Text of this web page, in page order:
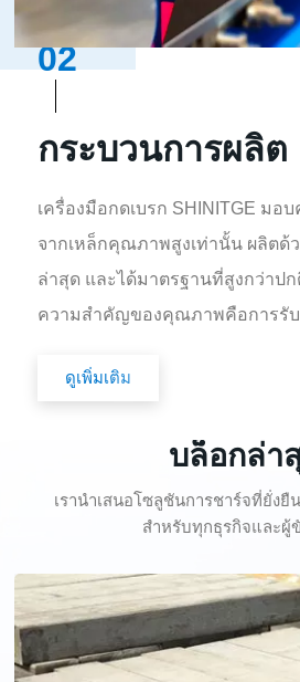
02
กระบวนการผลิต
เครื่องมือกดเบรก SHINITGE ม
จากเหล็กคุณภาพสูงเท่านั้น ผลิต
ล่าสุด และได้มาตรฐานที่สูงกว่าป
ความสำคัญของคุณภาพคือการรั
ทำงานสูงสุดสำหรับเครื่องดัดขอ
ดูเพิ่มเติม
บล็อกล่า
เรานำเสนอโซลูชันการชาร์จที่ยั่งยื
สำหรับทุกธุรกิจและผู้